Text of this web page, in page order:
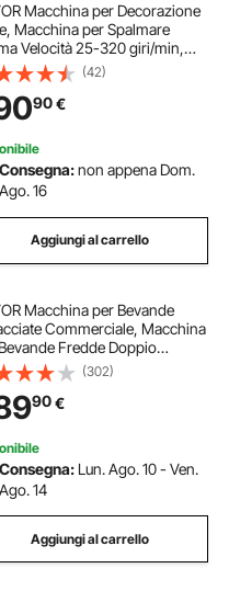
Macchina per Decorazione
Macchina per Spalmare
Velocità 25-320 giri/min,
per Decorazione Torte da
Commerciale Piatto
per Torte di Dimensioni 6-
(42)
90€
Consegna:non appena Dom.
Ago. 16
Aggiungi al carrello
Macchina per Bevande
Commerciale, Macchina
Fredde Doppio
3L x 2, Macchina per
Smoothie in Acciaio Inox,
per Bevande Fredde Bar
(302)
90€
Consegna: Lun. Ago. 10 - Ven.
Ago. 14
Aggiungi al carrello